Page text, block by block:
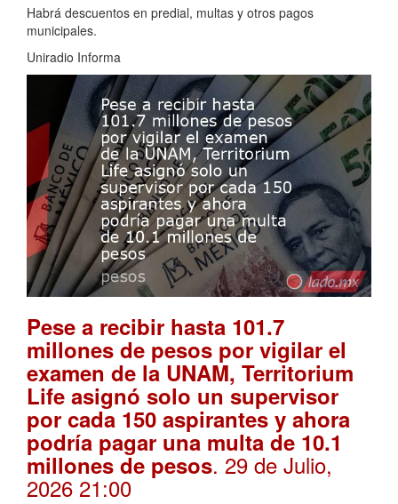
Habrá descuentos en predial, multas y otros pagos
municipales.
Uniradio Informa
Pese a recibir hasta 101.7
millones de pesos por vigilar el
examen de la UNAM, Territorium
Life asignó solo un supervisor
por cada 150 aspirantes y ahora
podría pagar una multa de 10.1
millones de pesos. 29 de Julio,
2026 21:00